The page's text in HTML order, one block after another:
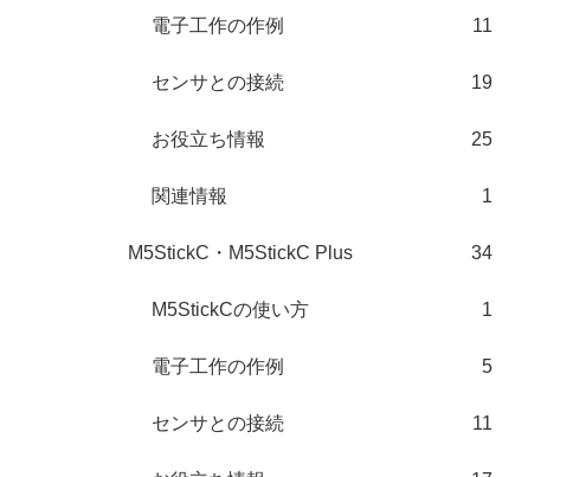
電子工作の作例 11
センサとの接続 19
お役立ち情報 25
関連情報 1
M5StickC・M5StickC Plus 34
M5StickCの使い方 1
電子工作の作例 5
センサとの接続 11